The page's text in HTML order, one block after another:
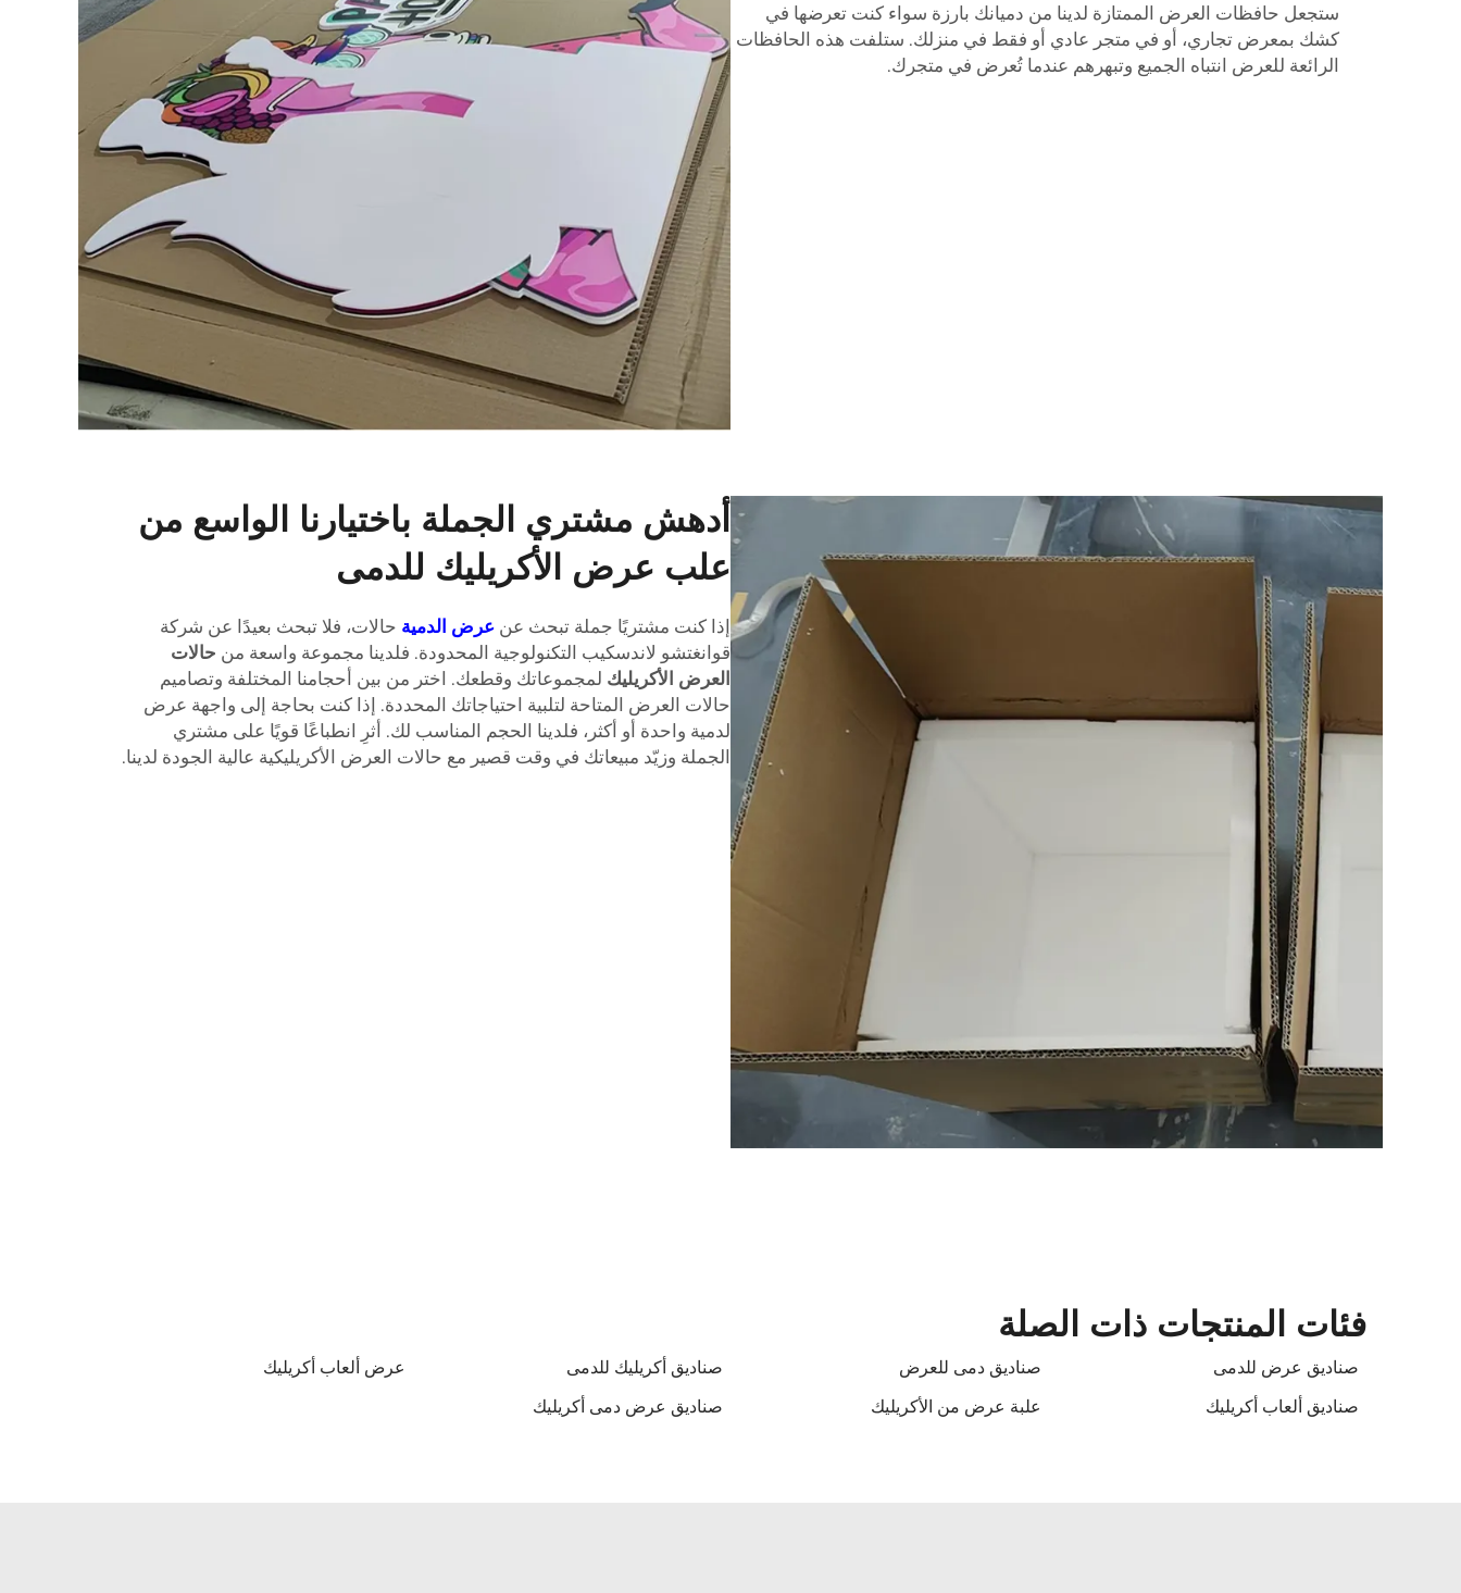
ستجعل حافظات العرض الممتازة لدينا من دميانك بارزة سواء كنت تعرضها في
كشك بمعرض تجاري، أو في متجر عادي أو فقط في منزلك. ستلفت هذه الحافظات
الرائعة للعرض انتباه الجميع وتبهرهم عندما تُعرض في متجرك.
أدهش مشتري الجملة باختيارنا الواسع من
علب عرض الأكريليك للدمى
إذا كنت مشتريًا جملة تبحث عن عرض الدمية حالات، فلا تبحث بعيدًا عن شركة
قوانغتشو لاندسكيب التكنولوجية المحدودة. فلدينا مجموعة واسعة من حالات
العرض الأكريليك لمجموعاتك وقطعك. اختر من بين أحجامنا المختلفة وتصاميم
حالات العرض المتاحة لتلبية احتياجاتك المحددة. إذا كنت بحاجة إلى واجهة عرض
لدمية واحدة أو أكثر، فلدينا الحجم المناسب لك. أثرِ انطباعًا قويًا على مشتري
الجملة وزيّد مبيعاتك في وقت قصير مع حالات العرض الأكريليكية عالية الجودة لدينا.
فئات المنتجات ذات الصلة
صناديق عرض للدمى صناديق دمى للعرض صناديق أكريليك للدمى
عرض ألعاب أكريليك
صناديق ألعاب أكريليك
علبة عرض من الأكريليك صناديق عرض دمى أكريليك